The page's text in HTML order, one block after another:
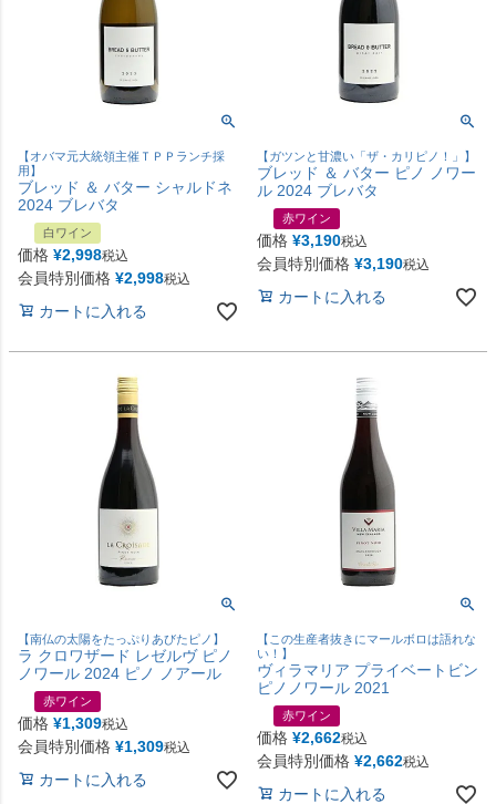
【オバマ元大統領主催ＴＰＰランチ採
用】
ブレッド ＆ バター シャルドネ
2024 ブレバタ
白ワイン
価格 ¥2,998税込
会員特別価格 ¥2,998税込
カートに入れる
【ガツンと甘濃い「ザ・カリピノ！」】
ブレッド ＆ バター ピノ ノワー
ル 2024 ブレバタ
赤ワイン
価格 ¥3,190税込
会員特別価格 ¥3,190税込
カートに入れる
【南仏の太陽をたっぷりあびたピノ】
ラ クロワザード レゼルヴ ピノ
ノワール 2024 ピノ ノアール
赤ワイン
価格 ¥1,309税込
会員特別価格 ¥1,309税込
カートに入れる
【この生産者抜きにマールボロは語れな
い！】
ヴィラマリア プライベートビン
ピノノワール 2021
赤ワイン
価格 ¥2,662税込
会員特別価格 ¥2,662税込
カートに入れる